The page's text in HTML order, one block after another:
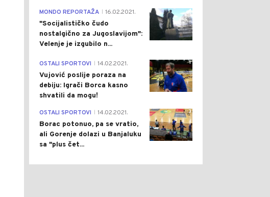
4
MONDO REPORTAŽA 16.02.2021.
"Socijalističko čudo
nostalgično za Jugoslavijom":
Velenje je izgubilo n...
1
OSTALI SPORTOVI 14.02.2021.
Vujović poslije poraza na
debiju: Igrači Borca kasno
shvatili da mogu!
3
OSTALI SPORTOVI 14.02.2021.
Borac potonuo, pa se vratio,
ali Gorenje dolazi u Banjaluku
sa "plus čet...